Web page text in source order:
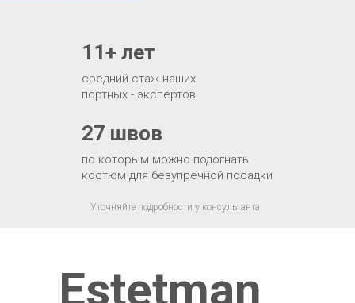
по которым можно подогнать
костюм для безупречной посадки
27 швов
средний стаж наших
портных - экспертов
11+ лет
Уточняйте подробности у консультанта
Estetman